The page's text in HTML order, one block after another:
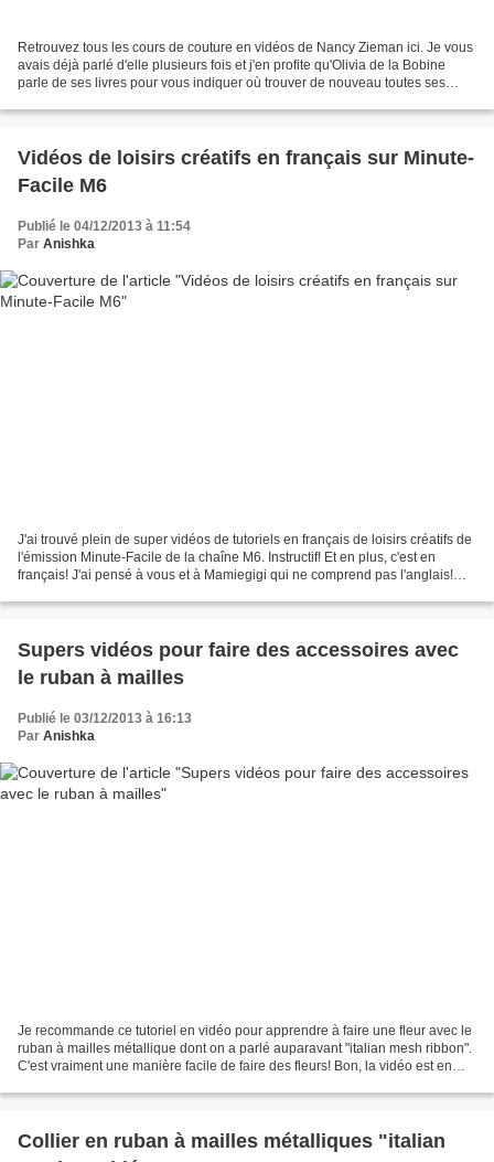
Retrouvez tous les cours de couture en vidéos de Nancy Zieman ici. Je vous
avais déjà parlé d'elle plusieurs fois et j'en profite qu'Olivia de la Bobine
parle de ses livres pour vous indiquer où trouver de nouveau toutes ses
Vidéos de loisirs créatifs en français sur Minute-
Facile M6
Publié le 04/12/2013 à 11:54
Par Anishka
J'ai trouvé plein de super vidéos de tutoriels en français de loisirs créatifs de
l'émission Minute-Facile de la chaîne M6. Instructif! Et en plus, c'est en
français! J'ai pensé à vous et à Mamiegigi qui ne comprend pas l'anglais!
Supers vidéos pour faire des accessoires avec
le ruban à mailles
Publié le 03/12/2013 à 16:13
Par Anishka
Je recommande ce tutoriel en vidéo pour apprendre à faire une fleur avec le
ruban à mailles métallique dont on a parlé auparavant "italian mesh ribbon".
C'est vraiment une manière facile de faire des fleurs! Bon, la vidéo est en
Collier en ruban à mailles métalliques "italian